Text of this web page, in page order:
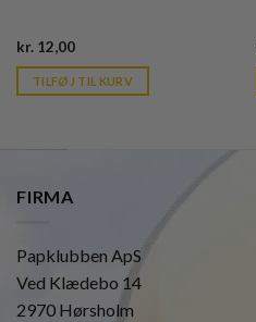
kr. 12,00Current
is:
kr. 39,95.
TILFØJ TIL KURV
FIRMA
Papklubben ApS
Ved Klædebo 14
2970 Hørsholm